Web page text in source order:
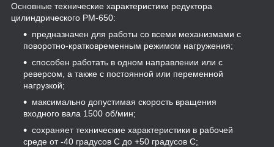
Основные технические характеристики редуктора
цилиндрического РМ-650:
предназначен для работы со всеми механизмами с
поворотно-кратковременным режимом нагружения;
способен работать в одном направлении или с
реверсом, а также с постоянной или переменной
нагрузкой;
максимально допустимая скорость вращения
входного вала 1500 об/мин;
сохраняет технические характеристики в рабочей
среде от -40 градусов С до +50 градусов С;